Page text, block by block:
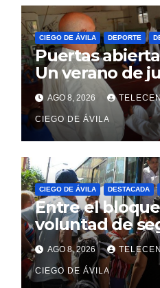
CIEGO DE ÁVILA DEPORTE
Puertas
Un verano de
de Ávila
AGO 8, 2026
CIEGO DE ÁVILA
CIEGO DE ÁVILA DESTACADA
Entre el
voluntad de
AGO 8, 2026
CIEGO DE ÁVILA